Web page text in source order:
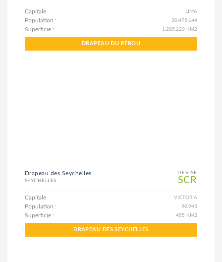
Capitale LIMA
Population : 30.475.144
Superficie : 1.285.220 KM2
DRAPEAU DU PÉROU
DEVISE
SCR
Drapeau des Seychelles
SEYCHELLES
Capitale VICTORIA
Population : 90.945
Superficie : 455 KM2
DRAPEAU DES SEYCHELLES